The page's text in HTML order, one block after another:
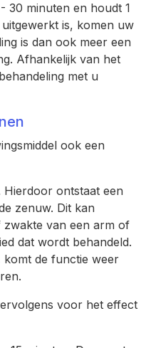
30 minuten en houdt 1
is, komen uw
is dan ook meer een
Afhankelijk van het
met u
ook een
ontstaat een
zenuw. Dit kan
zwakte van een arm of
dat wordt behandeld.
komt de functie weer
voor het effect